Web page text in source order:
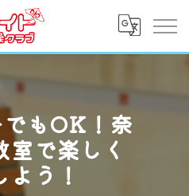
もOK！奈
室で楽しく
う！